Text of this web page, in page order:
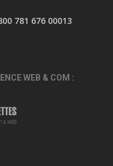
781 676 00013
WEB & COM :